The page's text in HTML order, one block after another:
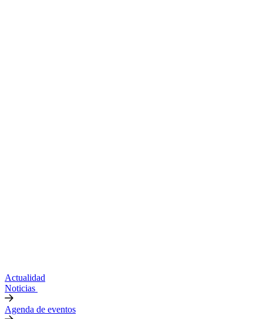
Actualidad
Noticias
Agenda de eventos